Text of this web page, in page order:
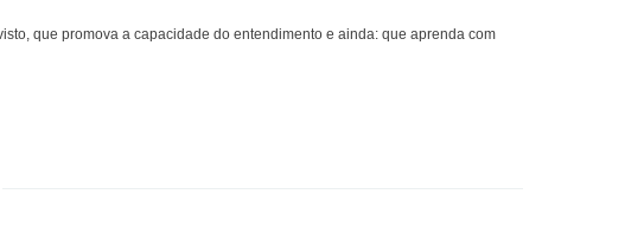
que promova a capacidade do entendimento e ainda: que aprenda com